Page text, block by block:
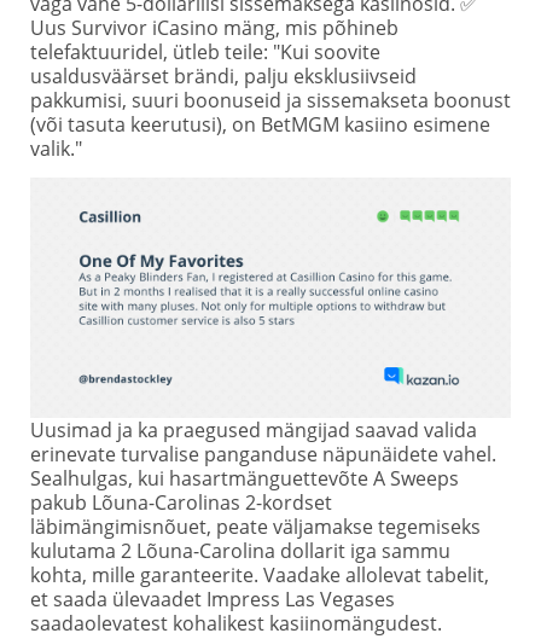
Uus Survivor iCasino mäng, mis põhineb
telefaktuuridel, ütleb teile: "Kui soovite
usaldusväärset brändi, palju eksklusiivseid
pakkumisi, suuri boonuseid ja sissemakseta boonust
(või tasuta keerutusi), on BetMGM kasiino esimene
valik."
Uusimad ja ka praegused mängijad saavad valida
erinevate turvalise panganduse näpunäidete vahel.
Sealhulgas, kui hasartmänguettevõte A Sweeps
pakub Lõuna-Carolinas 2-kordset
läbimängimisnõuet, peate väljamakse tegemiseks
kulutama 2 Lõuna-Carolina dollarit iga sammu
kohta, mille garanteerite. Vaadake allolevat tabelit,
et saada ülevaadet Impress Las Vegases
saadaolevatest kohalikest kasiinomängudest.